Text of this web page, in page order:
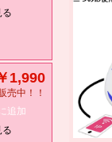
る
1,990
売中！！
追加
る